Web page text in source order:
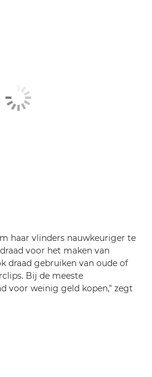
haar vlinders nauwkeuriger te
voor het maken van
draad gebruiken van oude of
Bij de meeste
voor weinig geld kopen," zegt